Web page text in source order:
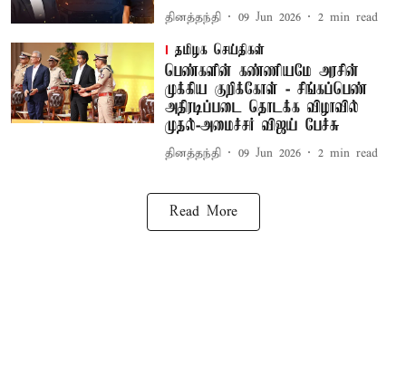
தினத்தந்தி 09 Jun 2026 2 min read
தமிழக செய்திகள்
பெண்களின் கண்ணியமே அரசின்
முக்கிய குறிக்கோள் - சிங்கப்பெண்
அதிரடிப்படை தொடக்க விழாவில்
முதல்-அமைச்சர் விஜய் பேச்சு
தினத்தந்தி 09 Jun 2026 2 min read
Read More